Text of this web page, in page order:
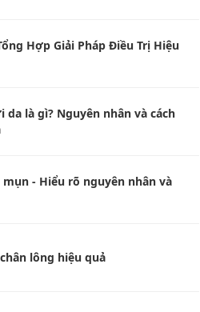
Hợp Giải Pháp Điều Trị Hiệu
da là gì? Nguyên nhân và cách
- Hiểu rõ nguyên nhân và
lông hiệu quả